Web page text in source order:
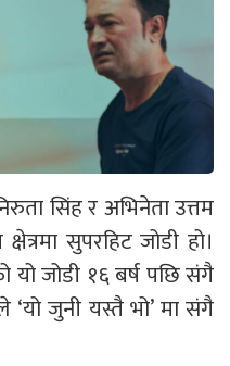
सिंह र अभिनेता उत्तम
सुपरहिट जोडी हो।
जोडी १६ बर्ष पछि संगै
जुनी यस्तै भो’ मा संगै